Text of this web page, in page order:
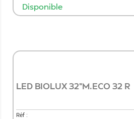
Disponible
LED BIOLUX 32"M.ECO 32 R
Réf :